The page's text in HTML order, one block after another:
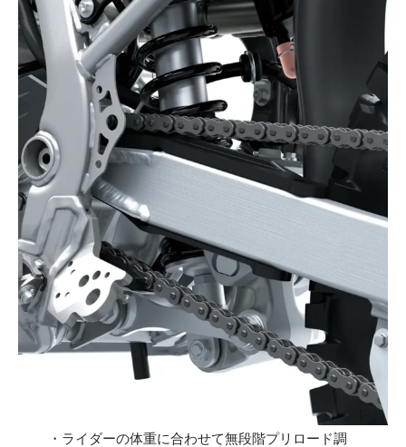
・ライダーの体重に合わせて無段階プリロード調